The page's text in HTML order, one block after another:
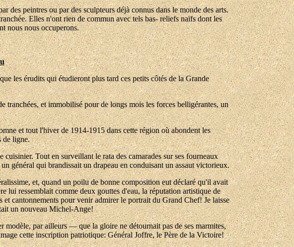
des peintres ou par des sculpteurs déjà connus dans le monde des arts.
Elles n'ont rien de commun avec tels bas- reliefs naïfs dont les
nous nous occuperons.
les érudits qui étudieront plus tard ces petits côtés de la Grande
tranchées, et immobilisé pour de longs mois les forces belligérantes, un
et tout l'hiver de 1914-1915 dans cette région où abondent les
de ligne.
Tout en surveillant le rata des camarades sur ses fourneaux
général qui brandissait un drapeau en conduisant un assaut victorieux.
et, quand un poilu de bonne composition eut déclaré qu'il avait
lui ressemblait comme deux gouttes d'eau, la réputation artistique de
cantonnements pour venir admirer le portrait du Grand Chef! Je laisse
un nouveau Michel-Ange!
par ailleurs — que la gloire ne détournait pas de ses marmites,
cette inscription patriotique: Général Joffre, le Père de la Victoire!